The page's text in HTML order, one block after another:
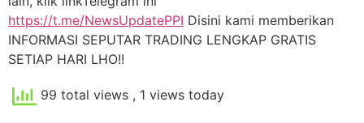
https://t.me/NewsUpdatePPI Disini kami memberikan
INFORMASI SEPUTAR TRADING LENGKAP GRATIS
SETIAP HARI LHO!!
99 total views , 1 views today